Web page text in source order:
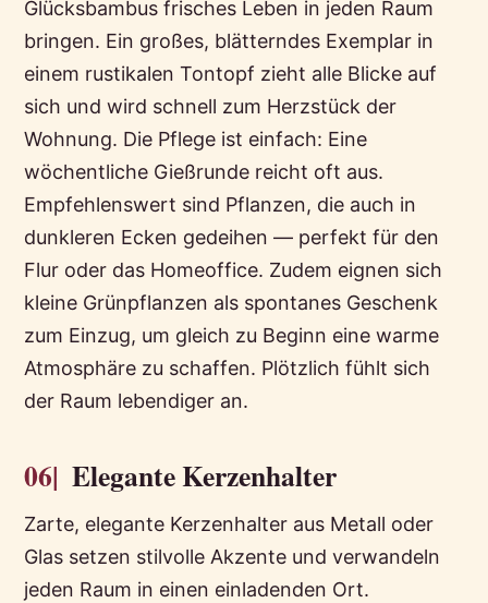
Glücksbambus frisches Leben in jeden Raum
bringen. Ein großes, blätterndes Exemplar in
einem rustikalen Tontopf zieht alle Blicke auf
sich und wird schnell zum Herzstück der
Wohnung. Die Pflege ist einfach: Eine
wöchentliche Gießrunde reicht oft aus.
Empfehlenswert sind Pflanzen, die auch in
dunkleren Ecken gedeihen — perfekt für den
Flur oder das Homeoffice. Zudem eignen sich
kleine Grünpflanzen als spontanes Geschenk
zum Einzug, um gleich zu Beginn eine warme
Atmosphäre zu schaffen. Plötzlich fühlt sich
der Raum lebendiger an.
06| Elegante Kerzenhalter
Zarte, elegante Kerzenhalter aus Metall oder
Glas setzen stilvolle Akzente und verwandeln
jeden Raum in einen einladenden Ort.